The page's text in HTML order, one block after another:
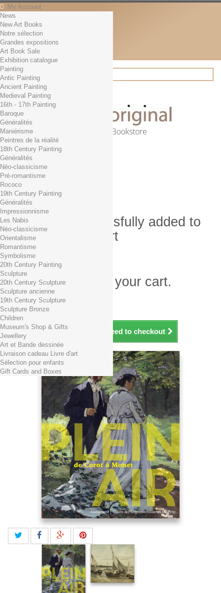
My Account
Contact
English
English
Français
News
Search
Online Art Bookstore
Cart (empty)
No products
Free shipping!
0,00 € Total
Check out
Product successfully added to
your shopping cart
Quantity
Total
There is 1 item in your cart.
Total products (tax incl.)
Total shipping TTC
Total (tax incl.)
Continue shopping Proceed to checkout
News
New Art Books
Notre sélection
Grandes expositions
Art Book Sale
Exhibition catalogue
Painting
Antic Painting
Ancient Painting
Medieval Painting
16th - 17th Painting
Baroque
Généralités
Maniérisme
Peintres de la réalité
18th Century Painting
Généralités
Néo-classicisme
Pré-romantisme
Rococo
19th Century Painting
Généralités
Impressionnisme
Les Nabis
Néo-classicisme
Orientalisme
Romantisme
Symbolisme
20th Century Painting
Sculpture
20th Century Sculpture
Sculpture ancienne
19th Century Sculpture
Sculpture Bronze
Children
Museum's Shop & Gifts
Jewellery
Art et Bande dessinée
Livraison cadeau Livre d'art
Sélection pour enfants
Gift Cards and Boxes